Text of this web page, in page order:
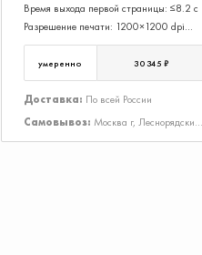
Время выхода первой страницы: ≤8.2 с
Разрешение печати: 1200×1200 dpi
Максимальный месячный объем печати:
60 000 стр.
умеренно 30 345 ₽
Доставка: По всей России
Самовывоз: Москва г, Леснорядский
пер, Дом 18, Строение 2